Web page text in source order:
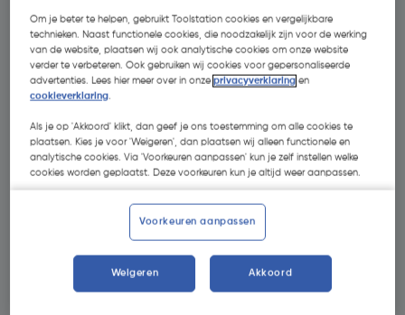
- 35 %
€ 8,12| Excl. btw € 6,71
Om je beter te helpen, gebruikt Toolstation cookies en vergelijkbare
technieken. Naast functionele cookies, die noodzakelijk zijn voor de werking
van de website, plaatsen wij ook analytische cookies om onze website
verder te verbeteren. Ook gebruiken wij cookies voor gepersonaliseerde
advertenties. Lees hier meer over in onzeprivacyverklaring en
cookieverklaring.
Als je op 'Akkoord' klikt, dan geef je ons toestemming om alle cookies te
plaatsen. Kies je voor 'Weigeren', dan plaatsen wij alleen functionele en
analytische cookies. Via 'Voorkeuren aanpassen' kun je zelf instellen welke
cookies worden geplaatst. Deze voorkeuren kun je altijd weer aanpassen.
Voorkeuren aanpassen
Weigeren Akkoord